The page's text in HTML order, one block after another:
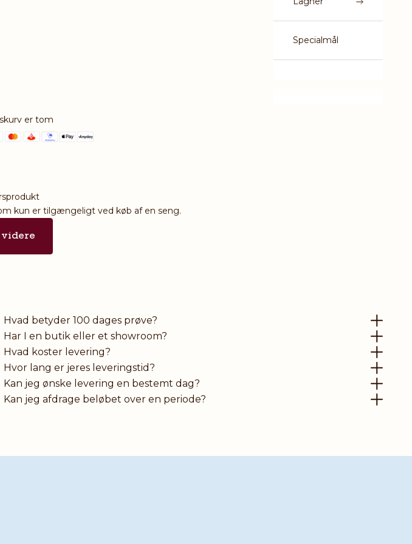
Specialmål
er tom
kun er tilgængeligt ved køb af en seng.
videre
Hvad betyder 100 dages prøve?
Har I en butik eller et showroom?
Hvad koster levering?
Hvor lang er jeres leveringstid?
Kan jeg ønske levering en bestemt dag?
Kan jeg afdrage beløbet over en periode?